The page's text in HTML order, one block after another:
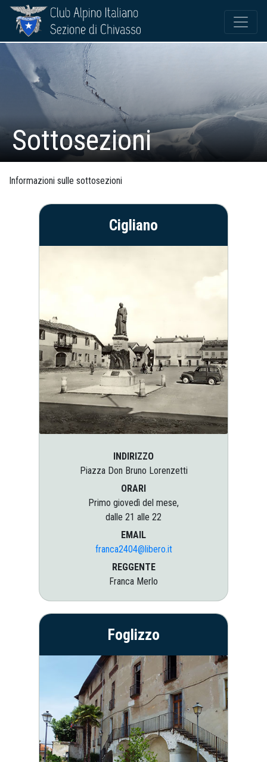
Sottosezioni
Informazioni sulle sottosezioni
Cigliano
INDIRIZZO
Piazza Don Bruno Lorenzetti
ORARI
Primo giovedì del mese,
dalle 21 alle 22
EMAIL
franca2404@libero.it
REGGENTE
Franca Merlo
Foglizzo